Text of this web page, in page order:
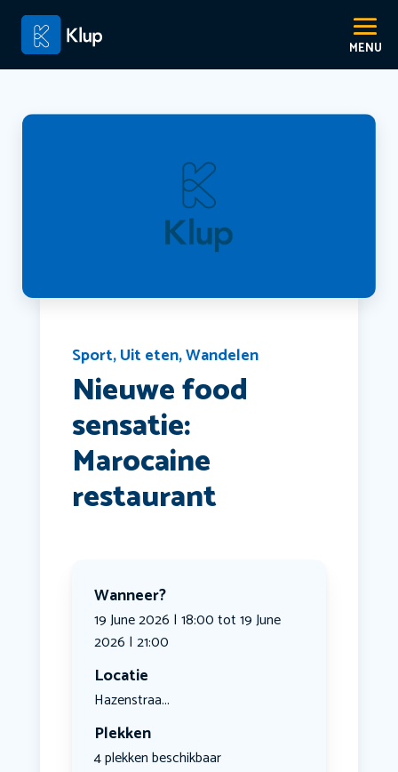
Sport,Uit eten,Wandelen
Nieuwe food
sensatie:
Marocaine
restaurant
Wanneer?
19 June 2026 | 18:00 tot 19 June
2026 | 21:00
Locatie
Hazenstraa...
Plekken
4 plekken beschikbaar